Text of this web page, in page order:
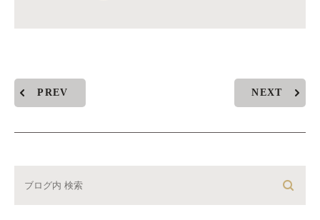
PREV NEXT